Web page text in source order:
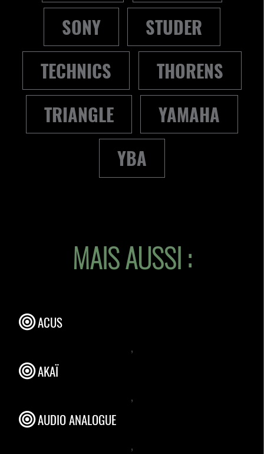
SONY
STUDER
TECHNICS
THORENS
TRIANGLE
YAMAHA
YBA
MAIS AUSSI :
ACUS
,
AKAÏ
,
AUDIO ANALOGUE
,